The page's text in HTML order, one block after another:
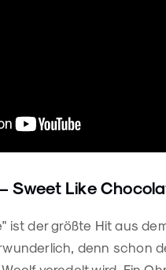
Sweet Like
ist der größte Hit aus
denn schon